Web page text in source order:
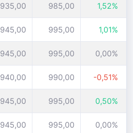
935,00 985,00 1,52%
945,00 995,00 1,01%
945,00 995,00 0,00%
940,00 990,00 -0,51%
945,00 995,00 0,50%
945,00 995,00 0,00%